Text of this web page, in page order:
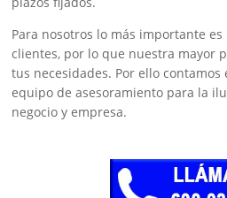
Para nosotros lo más importante
clientes, por lo que nuestra mayor
tus necesidades. Por ello contamos
equipo de asesoramiento para la
negocio y empresa.